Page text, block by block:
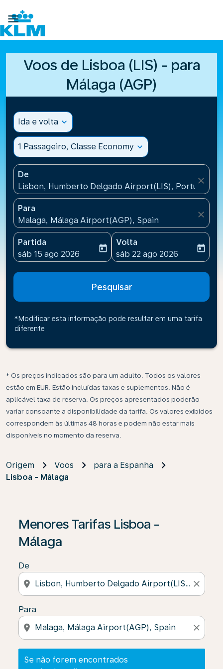

Voos de Lisboa (LIS) - para
Málaga (AGP)
Ida e volta expand_more
1 Passageiro, Classe Economy expand_more
De
Lisbon, Humberto Delgado Airport(LIS), Portugal
close
Para
Malaga, Málaga Airport(AGP), Spain
close
Partida
fc-booking-departure-date-aria-label
sáb 15 ago 2026
today
Volta
fc-booking-return-date-
sáb 22 ago 2026
today
Pesquisar
*Modificar esta informação pode resultar em uma tarifa
diferente
* Os preços indicados são para um adulto. Todos os valores
estão em EUR. Estão incluídas taxas e suplementos. Não é
aplicável taxa de reserva. Os preços apresentados poderão
variar consoante a disponibilidade da tarifa. Os valores exibidos
correspondem às últimas 48 horas e podem não estar mais
disponíveis no momento da reserva.
Origem Voos
para a Espanha
Lisboa - Málaga
Menores Tarifas Lisboa -
Málaga
De
location_on close
Para
location_on close
Se não forem encontrados
Se não forem encontrados resultados, clique em